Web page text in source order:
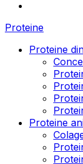
Proteine
Proteine
Proteine